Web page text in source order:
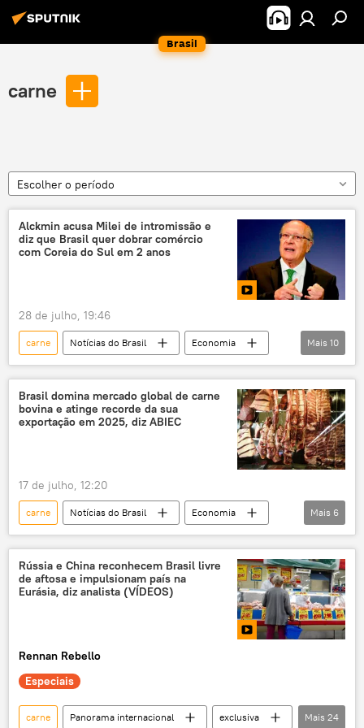
Brasil
carne
Escolher o período
Alckmin acusa Milei de intromissão e
diz que Brasil quer dobrar comércio
com Coreia do Sul em 2 anos
28 de julho, 19:46
carne Notícias do Brasil
Economia
Geraldo Alckmin
Javier Milei
Brasil
Coreia do Sul
Argentina
Mercosul
comércio
parceiro comercial
Mais 10
Brasil domina mercado global de carne
bovina e atinge recorde da sua
exportação em 2025, diz ABIEC
17 de julho, 12:20
carne Notícias do Brasil
Economia
Brasil
China
Estados Unidos
Sputnik
carne bovina exportação
Mais 6
Rússia e China reconhecem Brasil livre
de aftosa e impulsionam país na
Eurásia, diz analista (VÍDEOS)
Rennan Rebello
Especiais
carne Panorama internacional
exclusiva
Mais 24